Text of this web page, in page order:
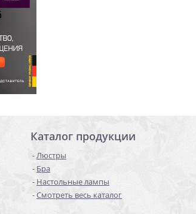
Каталог продукции
Люстры
Бра
Настольные лампы
Смотреть весь каталог